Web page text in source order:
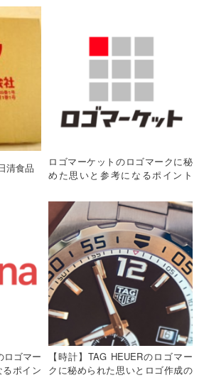
清食品
ロゴマーケットのロゴマークに秘
めた思いと参考になるポイント
ロゴマー
ポイン
【時計】TAG HEUERのロゴマー
クに秘められた思いとロゴ作成の